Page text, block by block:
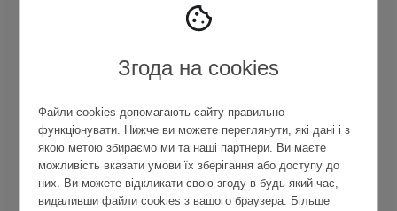
Згода на cookies
Файли cookies допомагають сайту правильно
функціонувати. Нижче ви можете переглянути, які дані і з
якою метою збираємо ми та наші партнери. Ви маєте
можливість вказати умови їх зберігання або доступу до
них. Ви можете відкликати свою згоду в будь-який час,
видаливши файли cookies з вашого браузера. Більше
реактивною: почервоніння з’являються рідше, а
Я не можу сказати, що тобі слід очікувати від
подарував моїй шкірі комфорт та спокій, якого
вона раніше ніколи не відчувала.
ПЕРЕГЛЯНУТИ В МАГАЗИНІ